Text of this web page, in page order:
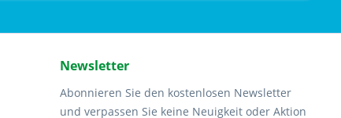
Newsletter
Abonnieren Sie den kostenlosen Newsletter
und verpassen Sie keine Neuigkeit oder Aktion